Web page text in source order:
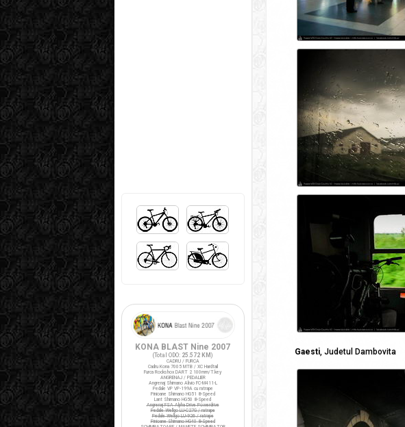
Gaesti, Judetul Dambovita
KONA BLAST Nine 2007
(Total ODO: 25.572 KM )
CADRU / FURCA
Cadru Kona 7005 MTB / XC Hardtail
Furca Rockshox DART 2 100mm/T.key
ANGRENAJ / PEDALIER
Angrenaj Shimano Alivio FC-M411-L
Pedale VP VP-199A cu ratrape
Pinioane Shimano HG51 8-Speed
Lant Shimano HG50 8-Speed
Angrenaj FSA Alpha Drive Powerdrive
Pedale Wellgo LU-C27G / ratrape
Pedale Wellgo LU-926 / ratrape
Pinioane Shimano HG40 8-Speed